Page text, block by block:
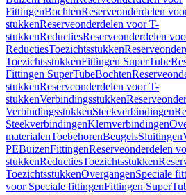
FittingenBochtenReserveonderdelen
stukkenReserveonderdelen voor T-
stukkenReductiesReserveonderdelen
ReductiesToezichtsstukken
ToezichtsstukkenFittingen SuperTube
Fittingen SuperTubeBochten
stukkenReserveonderdelen voor T-
stukkenVerbindingsstukken
VerbindingsstukkenSteekverbindingen
SteekverbindingenKlemverbindingen
materialenToebehorenBeugelsSluitingen
PEBuizenFittingenReserveonderdelen
stukkenReductiesToezichtsstukken
ToezichtsstukkenOvergangenSpeciale
voor Speciale fittingenFittingen